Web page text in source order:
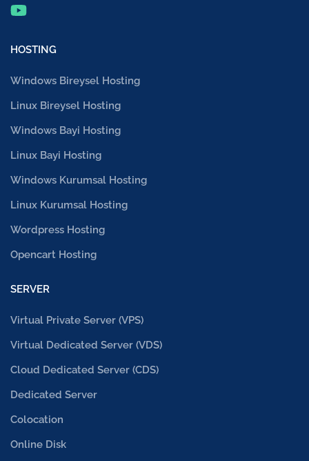
HOSTING
Windows Bireysel Hosting
Linux Bireysel Hosting
Windows Bayi Hosting
Linux Bayi Hosting
Windows Kurumsal Hosting
Linux Kurumsal Hosting
Wordpress Hosting
Opencart Hosting
SERVER
Virtual Private Server (VPS)
Virtual Dedicated Server (VDS)
Cloud Dedicated Server (CDS)
Dedicated Server
Colocation
Online Disk